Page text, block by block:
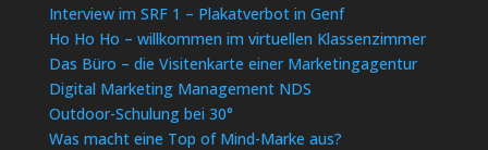
Interview im SRF 1 – Plakatverbot in Genf
Ho Ho Ho – willkommen im virtuellen Klassenzimmer
Das Büro – die Visitenkarte einer Marketingagentur
Digital Marketing Management NDS
Outdoor-Schulung bei 30°
Was macht eine Top of Mind-Marke aus?